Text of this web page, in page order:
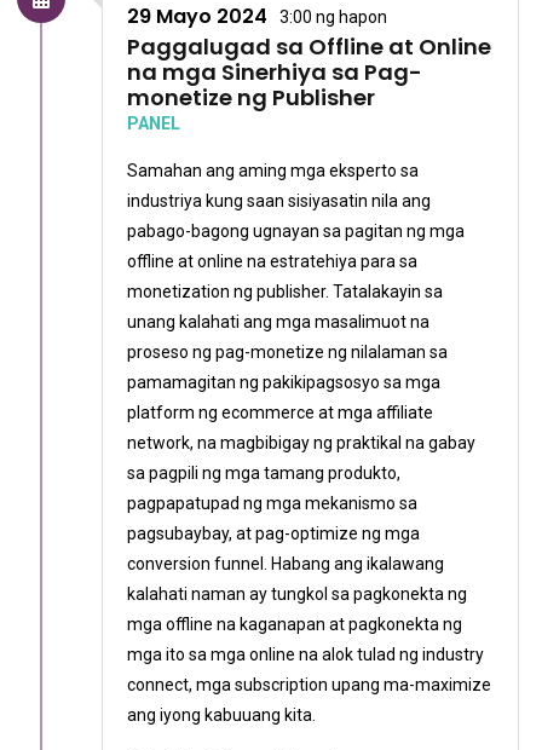
29 Mayo 2024 3:00 ng hapon
Paggalugad sa Offline at Online
na mga Sinerhiya sa Pag-
monetize ng Publisher
PANEL
Samahan ang aming mga eksperto sa
industriya kung saan sisiyasatin nila ang
pabago-bagong ugnayan sa pagitan ng mga
offline at online na estratehiya para sa
monetization ng publisher. Tatalakayin sa
unang kalahati ang mga masalimuot na
proseso ng pag-monetize ng nilalaman sa
pamamagitan ng pakikipagsosyo sa mga
platform ng ecommerce at mga affiliate
network, na magbibigay ng praktikal na gabay
sa pagpili ng mga tamang produkto,
pagpapatupad ng mga mekanismo sa
pagsubaybay, at pag-optimize ng mga
conversion funnel. Habang ang ikalawang
kalahati naman ay tungkol sa pagkonekta ng
mga offline na kaganapan at pagkonekta ng
mga ito sa mga online na alok tulad ng industry
connect, mga subscription upang ma-maximize
ang iyong kabuuang kita.